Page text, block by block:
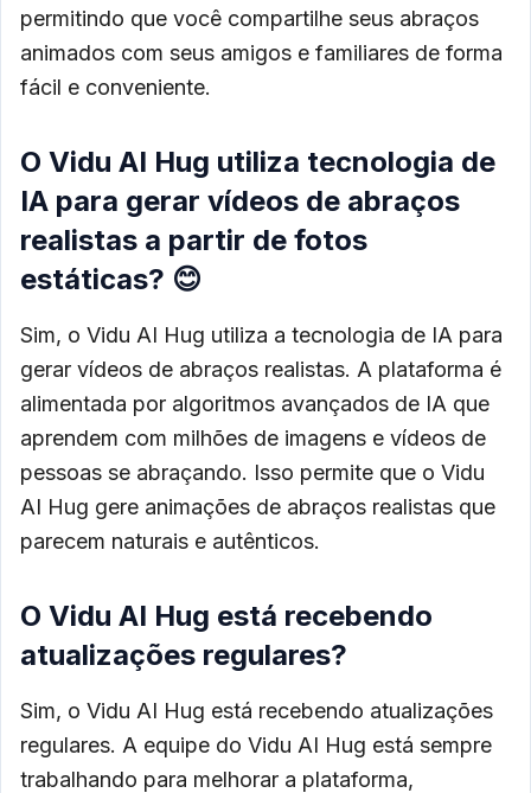
permitindo que você compartilhe seus abraços
animados com seus amigos e familiares de forma
fácil e conveniente.
O Vidu AI Hug utiliza tecnologia de
IA para gerar vídeos de abraços
realistas a partir de fotos
estáticas? 😊
Sim, o Vidu AI Hug utiliza a tecnologia de IA para
gerar vídeos de abraços realistas. A plataforma é
alimentada por algoritmos avançados de IA que
aprendem com milhões de imagens e vídeos de
pessoas se abraçando. Isso permite que o Vidu
AI Hug gere animações de abraços realistas que
parecem naturais e autênticos.
O Vidu AI Hug está recebendo
atualizações regulares?
Sim, o Vidu AI Hug está recebendo atualizações
regulares. A equipe do Vidu AI Hug está sempre
trabalhando para melhorar a plataforma,